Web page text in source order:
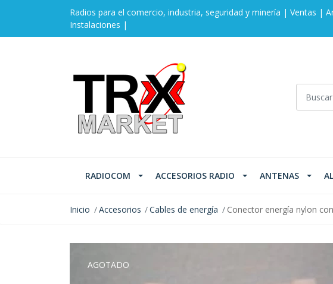
Radios para el comercio, industria, seguridad y minería | Ventas |
Instalaciones |
RADIOCOM ACCESORIOS RADIO ANTENAS
Inicio Accesorios Cables de energía Conector energía nylon
AGOTADO